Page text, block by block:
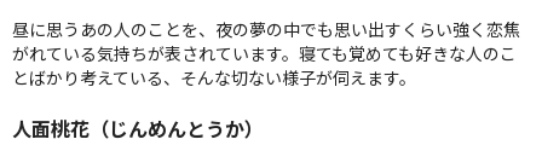
昼に思うあの人のことを、夜の夢の中でも思い出すくらい強く恋焦
がれている気持ちが表されています。寝ても覚めても好きな人のこ
とばかり考えている、そんな切ない様子が伺えます。
人面桃花（じんめんとうか）